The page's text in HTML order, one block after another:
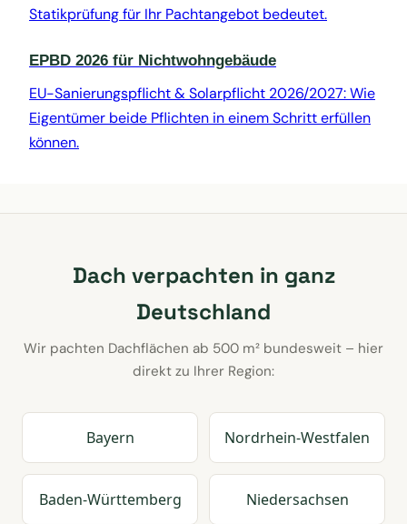
Statikprüfung für Ihr Pachtangebot bedeutet.
EPBD 2026 für Nichtwohngebäude
EU-Sanierungspflicht & Solarpflicht 2026/2027: Wie
Eigentümer beide Pflichten in einem Schritt erfüllen
können.
Dach verpachten in ganz
Deutschland
Wir pachten Dachflächen ab 500 m² bundesweit – hier
direkt zu Ihrer Region:
Bayern Nordrhein-Westfalen
Baden-Württemberg Niedersachsen